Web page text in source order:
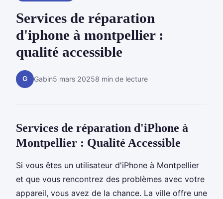
Services de réparation
d'iphone à montpellier :
qualité accessible
G Gabin5 mars 20258 min de lecture
Services de réparation d'iPhone à
Montpellier : Qualité Accessible
Si vous êtes un utilisateur d'iPhone à Montpellier
et que vous rencontrez des problèmes avec votre
appareil, vous avez de la chance. La ville offre une